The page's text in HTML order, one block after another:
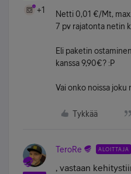
+1
Netti 0,01 €/Mt,
7 pv rajatonta netin
Eli paketin
kanssa 9,90€? :P
Vai onko noissa joku
Tykkää
TeroRe ALOITTAJA
, vastaan